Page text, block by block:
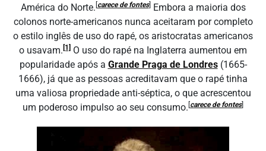
América do Norte. carece de fontes]Embora a maioria dos
colonos norte-americanos nunca aceitaram por completo
o estilo inglês de uso do rapé, os aristocratas americanos
o usavam. [1] O uso do rapé na Inglaterra aumentou em
popularidade após a Grande Praga de Londres(1665-
1666), já que as pessoas acreditavam que o rapé tinha
uma valiosa propriedade anti-séptica, o que acrescentou
um poderoso impulso ao seu consumo. carece de fontes]